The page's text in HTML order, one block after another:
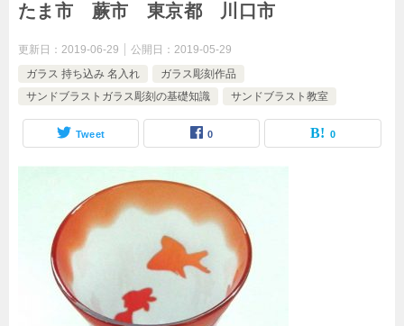
たま市 蕨市 東京都 川口市
更新日： 2019-06-29 公開日： 2019-05-29
ガラス 持ち込み 名入れ
ガラス彫刻作品
サンドブラストガラス彫刻の基礎知識
サンドブラスト教室
Tweet 0 0